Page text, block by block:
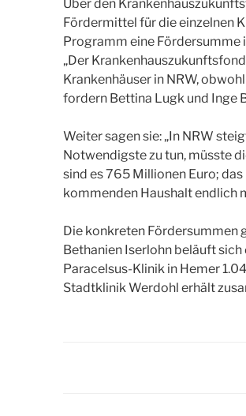
Über den
Fördermittel für die einzelnen
Programm eine Fördersumme
„Der
Krankenhäuser in NRW,
fordern Bettina Lugk und Inge
Weiter sagen sie: „In NRW
Notwendigste zu tun, müsste
sind es 765 Millionen Euro;
kommenden Haushalt endlich
Die konkreten Fördersummen
Bethanien Iserlohn beläuft
Paracelsus-Klinik in Hemer
Stadtklinik Werdohl erhält